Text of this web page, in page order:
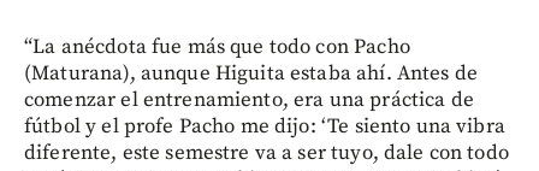
“La anécdota fue más que todo con Pacho
(Maturana), aunque Higuita estaba ahí. Antes de
comenzar el entrenamiento, era una práctica de
fútbol y el profe Pacho me dijo: ‘Te siento una vibra
diferente, este semestre va a ser tuyo, dale con todo